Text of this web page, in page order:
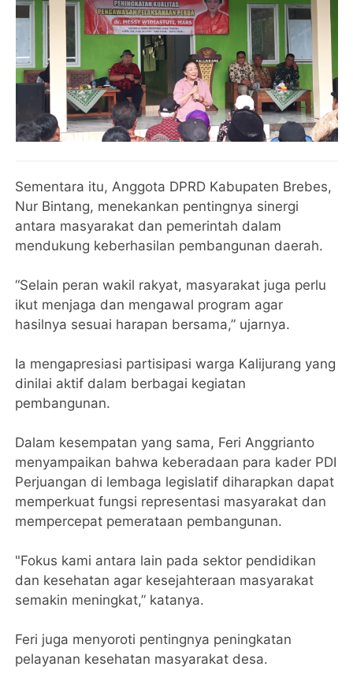
Sementara itu, Anggota DPRD Kabupaten Brebes,
Nur Bintang, menekankan pentingnya sinergi
antara masyarakat dan pemerintah dalam
mendukung keberhasilan pembangunan daerah.
“Selain peran wakil rakyat, masyarakat juga perlu
ikut menjaga dan mengawal program agar
hasilnya sesuai harapan bersama,” ujarnya.
Ia mengapresiasi partisipasi warga Kalijurang yang
dinilai aktif dalam berbagai kegiatan
pembangunan.
Dalam kesempatan yang sama, Feri Anggrianto
menyampaikan bahwa keberadaan para kader PDI
Perjuangan di lembaga legislatif diharapkan dapat
memperkuat fungsi representasi masyarakat dan
mempercepat pemerataan pembangunan.
"Fokus kami antara lain pada sektor pendidikan
dan kesehatan agar kesejahteraan masyarakat
semakin meningkat,” katanya.
Feri juga menyoroti pentingnya peningkatan
pelayanan kesehatan masyarakat desa.